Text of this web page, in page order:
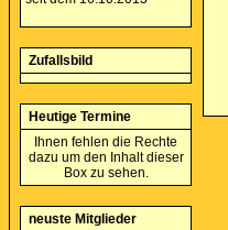
Zufallsbild
Heutige Termine
Ihnen fehlen die Rechte
dazu um den Inhalt dieser
Box zu sehen.
neuste Mitglieder